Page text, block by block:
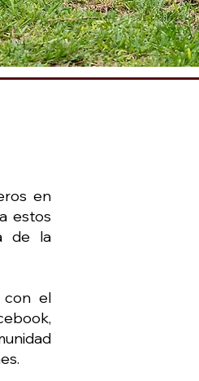
en
estos
de la
con el